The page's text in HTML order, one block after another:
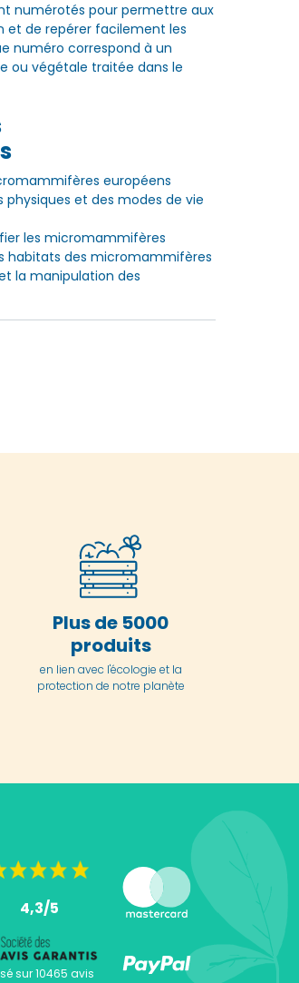
numérotés pour permettre aux
et de repérer facilement les
numéro correspond à un
ou végétale traitée dans le
européens
et des modes de vie
les micromammifères
habitats des micromammifères
la manipulation des
Plus de 5000
produits
en lien avec l'écologie et la
protection de notre planète
4,3/5
sur 10465 avis